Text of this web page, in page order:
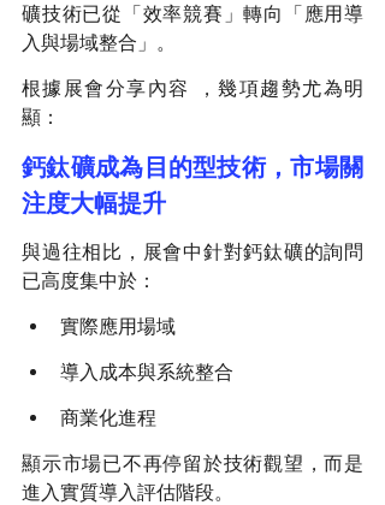
礦技術已從「效率競賽」轉向「應用導
入與場域整合」。
根據展會分享內容 ，幾項趨勢尤為明
顯：
鈣鈦礦成為目的型技術，市場關
注度大幅提升
與過往相比，展會中針對鈣鈦礦的詢問
已高度集中於：
實際應用場域
導入成本與系統整合
商業化進程
顯示市場已不再停留於技術觀望，而是
進入實質導入評估階段。